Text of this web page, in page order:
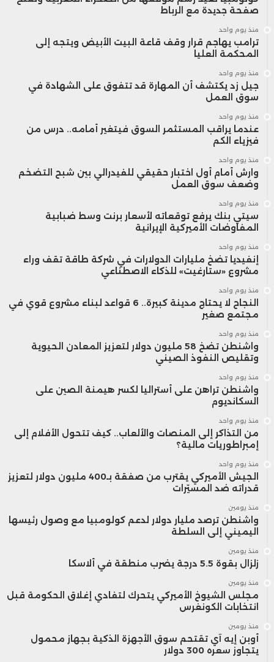
صفحة جديدة مع الرباط
منذ يوم واحد
ترامب يهاجم قرار وقف قاعة البيت الأبيض ويتجه إلى
المحكمة العليا
منذ يوم واحد
جيل زد يكتشف أن المهارة قد تتفوق على الشهادة في
سوق العمل
منذ يوم واحد
عندما يراقب المستثمر السوق فيتغير أمامه.. درس من
فيزياء الكم
منذ يوم واحد
وارش أمام أول اختبار حقيقي للفيدرالي بين شبح التضخم
وضعف سوق العمل
منذ يوم واحد
سيتي بنك يرفع توقعاته لأسعار برنت وسط ضبابية
المفاوضات الأميركية الإيرانية
منذ يوم واحد
إنفيديا تضخ مليارات الدولارات في شركة طاقة تقف وراء
مشروع «ستارغيت» للذكاء الاصطناعي
منذ يوم واحد
النجاح لا يحتاج مدينة كبيرة.. 6 قواعد لبناء مشروع قوي في
مجتمع صغير
منذ يوم واحد
واشنطن تضخ 58 مليون دولار لتعزيز المعادن الحيوية
وتقليص النفوذ الصيني
منذ يوم واحد
واشنطن تراهن على أستراليا لكسر هيمنة الصين على
السكانديوم
منذ يوم واحد
من التذاكر إلى المنصات والألعاب.. كيف تتحول الأفلام إلى
إمبراطوريات مالية؟
منذ يوم واحد
الجيش الأميركي يقترب من صفقة بـ400 مليون دولار لتعزيز
قدراته ضد المسيّرات
منذ يومين
واشنطن ترصد مليار دولار لدعم كولومبيا مع وصول رئيسها
اليميني إلى السلطة
منذ يومين
زلزال بقوة 5.5 درجة يضرب منطقة في ألاسكا
منذ يومين
مجلس الشيوخ الأميركي يتحرك لتفادي إغلاق الحكومة قبل
انتخابات الكونغرس
منذ يومين
أوبن إيه آي تقتحم سوق الأجهزة الذكية بجهاز محمول
يتجاوز سعره 300 دولار